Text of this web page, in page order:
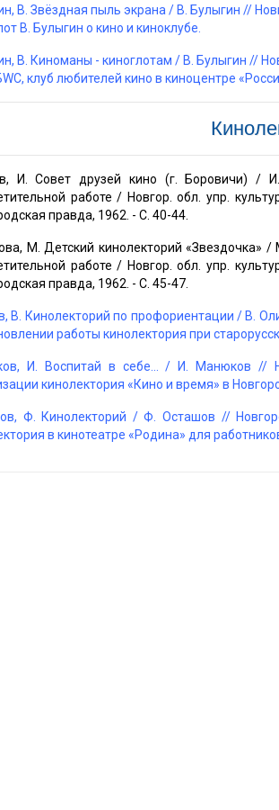
В. Звёздная пыль экрана / В. Булыгин //
В. Булыгин о кино и киноклубе.
В. Киноманы - киноглотам / В. Булыгин //
клуб любителей кино в киноцентре
И. Совет друзей кино (г. Боровичи) /
работе / Новгор. обл. упр.
правда, 1962. - С. 40-44.
М. Детский кинолекторий «Звездочка»
работе / Новгор. обл. упр.
правда, 1962. - С. 45-47.
В. Кинолекторий по профориентации / В.
работы кинолектория при
И. Воспитай в себе... / И. Манюков //
кинолектория «Кино и время» в
Ф. Кинолекторий / Ф. Осташов //
в кинотеатре «Родина» для